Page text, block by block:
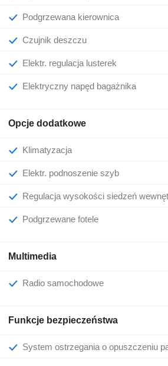
Podgrzewana kierownica
Czujnik deszczu
Elektr. regulacja lusterek
Elektryczny napęd bagażnika
Opcje dodatkowe
Klimatyzacja
Elektr. podnoszenie szyb
Regulacja wysokości siedzeń
Podgrzewane fotele
Multimedia
Radio samochodowe
Funkcje bezpieczeństwa
System ostrzegania o opuszczeniu